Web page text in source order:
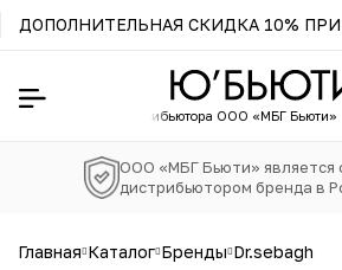
ДОПОЛНИТЕЛЬНАЯ СКИДКА 10%
дистрибьютора ООО «МБГ Бьюти»
ООО «МБГ Бьюти» является
дистрибьютором бренда в
главная каталог бренды dr.sebagh